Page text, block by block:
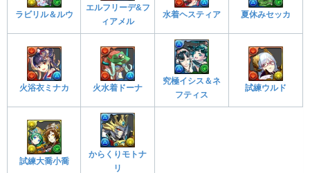
ラビリル＆ルウ
エルフリーデ&フ
ィアメル
水着ヘスティア 夏休みセッカ
火浴衣ミナカ 火水着ドーナ
究極イシス＆ネ
フティス
試練ウルド
試練大喬小喬
からくりモトナ
リ